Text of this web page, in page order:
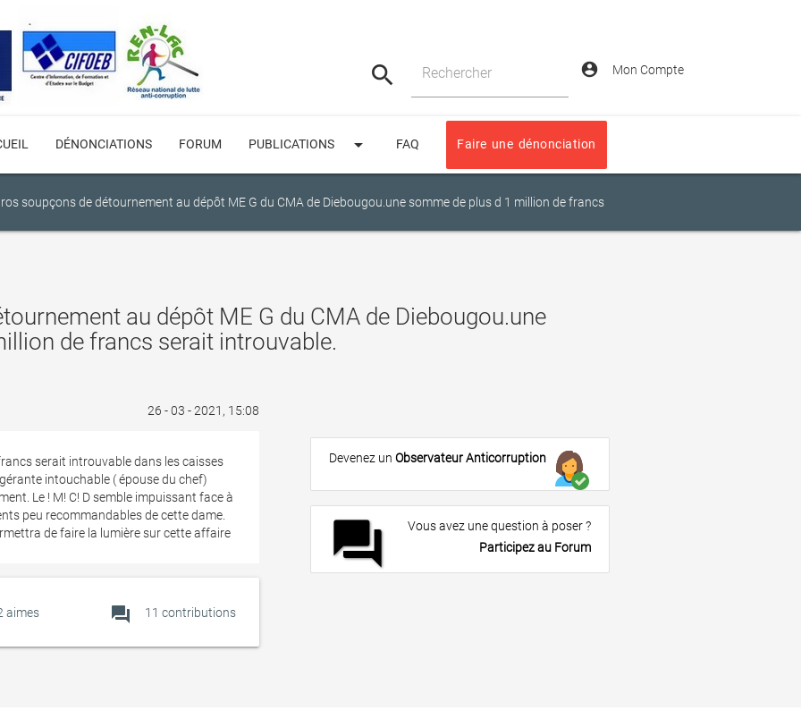
search Rechercher account_circle Mon Compte
DÉNONCIATIONS FORUM PUBLICATIONS arrow_drop_down FAQ Faire une dénonciation
soupçons de détournement au dépôt ME G du CMA de Diebougou.une somme de plus d 1 million de francs
au dépôt ME G du CMA de Diebougou.une
de francs serait introuvable.
26 - 03 - 2021, 15:08
serait introuvable dans les caisses
intouchable ( épouse du chef)
Le ! M! C! D semble impuissant face à
peu recommandables de cette dame.
de faire la lumière sur cette affaire
aimes forum 11 contributions
Devenez unObservateur Anticorruption
forum
Vous avez une question à poser ?
Participez au Forum